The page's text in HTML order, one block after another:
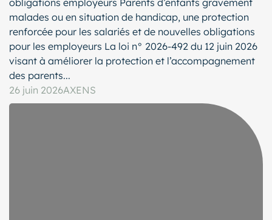
obligations employeurs Parents d’enfants gravement
malades ou en situation de handicap, une protection
renforcée pour les salariés et de nouvelles obligations
pour les employeurs La loi n° 2026-492 du 12 juin 2026
visant à améliorer la protection et l’accompagnement
des parents...
26 juin 2026AXENS